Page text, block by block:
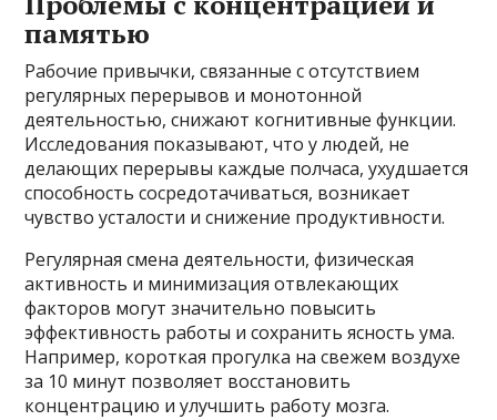
памятью
Рабочие привычки, связанные с отсутствием
регулярных перерывов и монотонной
деятельностью, снижают когнитивные функции.
Исследования показывают, что у людей, не
делающих перерывы каждые полчаса, ухудшается
способность сосредотачиваться, возникает
чувство усталости и снижение продуктивности.
Регулярная смена деятельности, физическая
активность и минимизация отвлекающих
факторов могут значительно повысить
эффективность работы и сохранить ясность ума.
Например, короткая прогулка на свежем воздухе
за 10 минут позволяет восстановить
концентрацию и улучшить работу мозга.